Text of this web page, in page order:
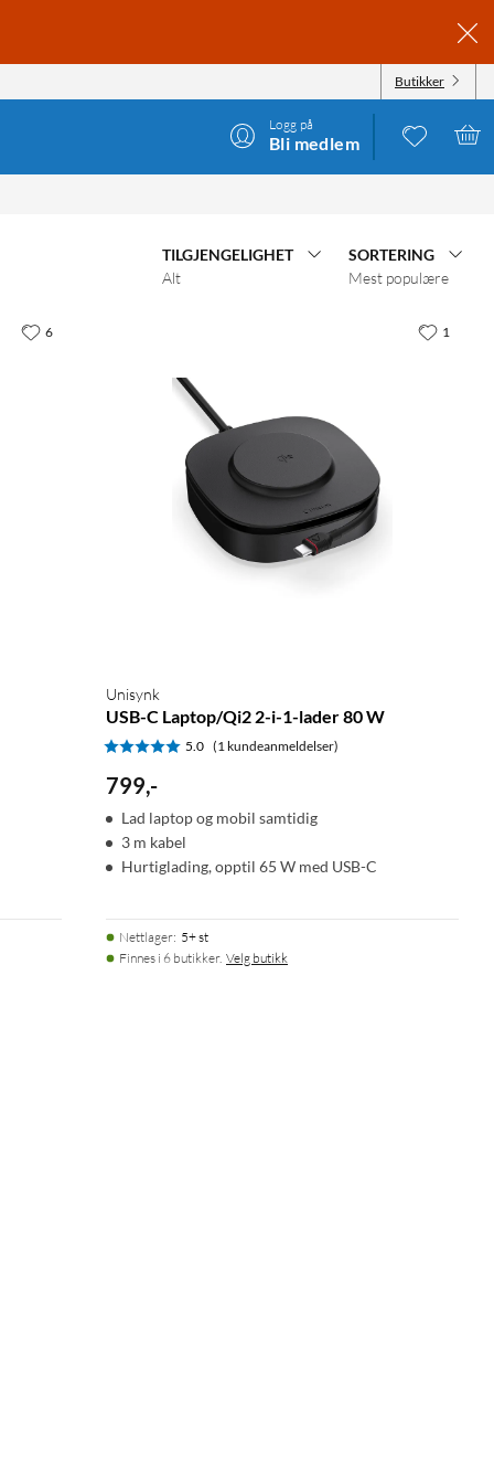
Butikker
Logg på
Bli medlem
TILGJENGELIGHET
Alt
SORTERING
Mest populære
6
Unisynk
USB-C Laptop/Qi2 2-i-1-lader 80 W
5.0 (1 kundeanmeldelser)
799,-
Lad laptop og mobil samtidig
3 m kabel
Hurtiglading, opptil 65 W med USB-C
Nettlager: 5+ st
Finnes i 6 butikker. Velg butikk
1